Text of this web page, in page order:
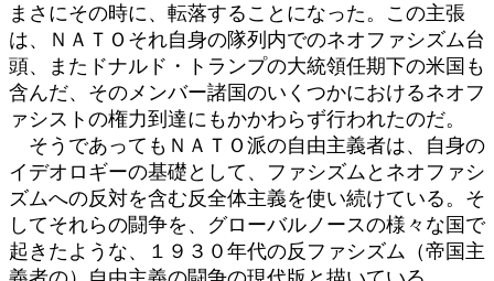
まさにその時に、転落することになった。この主張
は、ＮＡＴＯそれ自身の隊列内でのネオファシズム台
頭、またドナルド・トランプの大統領任期下の米国も
含んだ、そのメンバー諸国のいくつかにおけるネオフ
ァシストの権力到達にもかかわらず行われたのだ。
そうであってもＮＡＴＯ派の自由主義者は、自身の
イデオロギーの基礎として、ファシズムとネオファシ
ズムへの反対を含む反全体主義を使い続けている。そ
してそれらの闘争を、グローバルノースの様々な国で
起きたような、１９３０年代の反ファシズム（帝国主